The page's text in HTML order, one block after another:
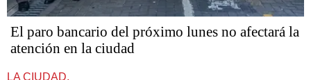
El paro bancario del próximo lunes no afectará la
atención en la ciudad
LA CIUDAD.